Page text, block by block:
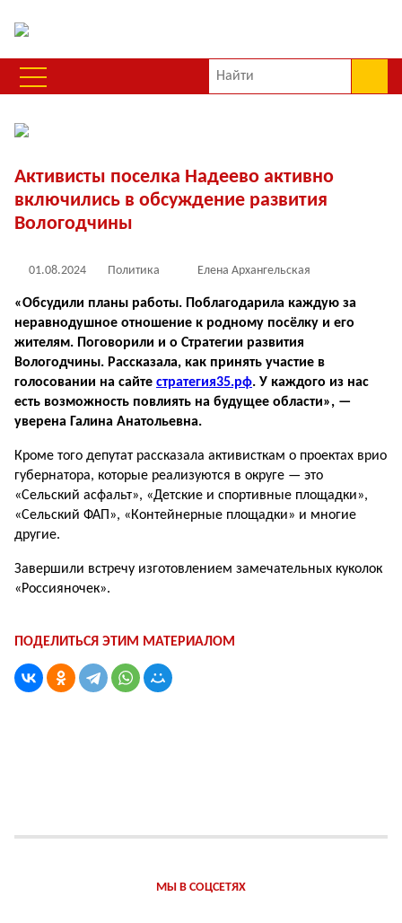
Активисты поселка Надеево активно
включились в обсуждение развития
Вологодчины
01.08.2024 Политика Елена Архангельская
«Обсудили планы работы. Поблагодарила каждую за
неравнодушное отношение к родному посёлку и его
жителям. Поговорили и о Стратегии развития
Вологодчины. Рассказала, как принять участие в
голосовании на сайте стратегия35.рф. У каждого из нас
есть возможность повлиять на будущее области», —
уверена Галина Анатольевна.
Кроме того депутат рассказала активисткам о проектах врио
губернатора, которые реализуются в округе — это
«Сельский асфальт», «Детские и спортивные площадки»,
«Сельский ФАП», «Контейнерные площадки» и многие
другие.
Завершили встречу изготовлением замечательных куколок
«Россияночек».
ПОДЕЛИТЬСЯ ЭТИМ МАТЕРИАЛОМ
МЫ В СОЦСЕТЯХ